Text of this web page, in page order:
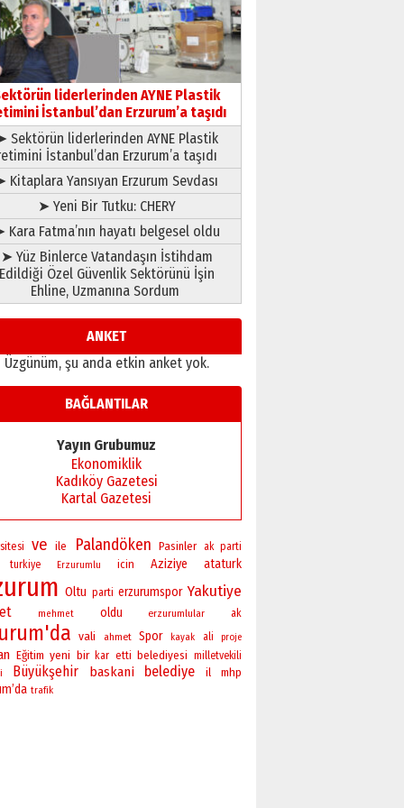
gönül adamı Faruk Terzioğlu!
13 Mayıs 2026 Çarşamba
Esat BİNDESEN
Başkan Sekmen’den Erzurum’a
bir vizyon proje daha!
02 Ağustos 2026 Pazar
liderlerinden AYNE Plastik
İstanbul’dan Erzurum’a taşıdı
Sektörün liderlerinden AYNE Plastik
İstanbul’dan Erzurum’a taşıdı
Kitaplara Yansıyan Erzurum Sevdası
➤ Yeni Bir Tutku: CHERY
Kara Fatma’nın hayatı belgesel oldu
➤ Yüz Binlerce Vatandaşın İstihdam
Edildiği Özel Güvenlik Sektörünü İşin
Ehline, Uzmanına Sordum
ANKET
Üzgünüm, şu anda etkin anket yok.
BAĞLANTILAR
Yayın Grubumuz
Ekonomiklik
Kadıköy Gazetesi
Kartal Gazetesi
ve ile Palandöken Pasinler ak parti
turkiye Erzurumlu icin Aziziye ataturk
Oltu parti erzurumspor Yakutiye
mehmet oldu erzurumlular ak
vali ahmet Spor kayak ali proje
Eğitim yeni bir kar etti belediyesi milletvekili
Büyükşehir baskani belediye il mhp
trafik